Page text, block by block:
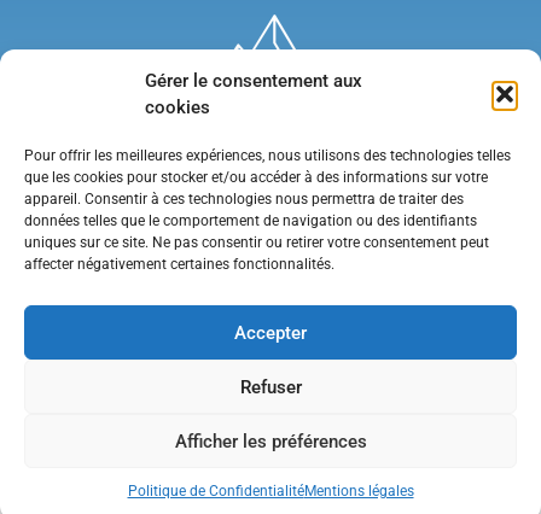
Gérer le consentement aux
cookies
Pour offrir les meilleures expériences, nous utilisons des technologies telles
que les cookies pour stocker et/ou accéder à des informations sur votre
appareil. Consentir à ces technologies nous permettra de traiter des
données telles que le comportement de navigation ou des identifiants
uniques sur ce site. Ne pas consentir ou retirer votre consentement peut
affecter négativement certaines fonctionnalités.
Accepter
Refuser
Afficher les préférences
Politique de ConfidentialitéMentions légales
•Contact